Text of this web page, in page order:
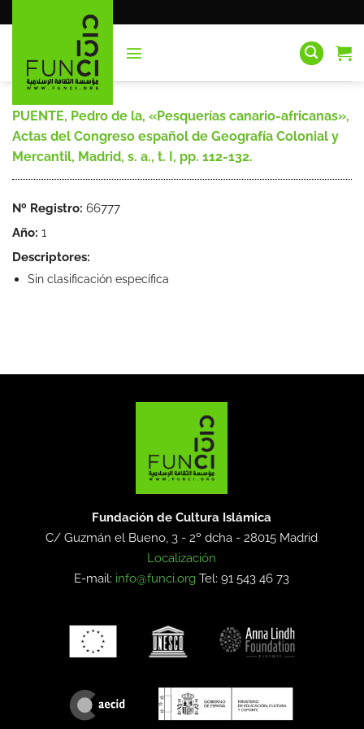
al
PUENTE, Pedro de la, «Pesquerías canario-africanas»,
Actas del Congreso español de Geografía Colonial y
Mercantil, Madrid, s. a., t. I, pp. 112-132.
Nº Registro: 66777
Año: 1
Descriptores:
Sin clasificación específica
Fundación de Cultura Islámica
C/ Guzmán el Bueno, 3 - 2º dcha -28015 Madrid
Localización
E-mail: info@funci.org Tel: 91 543 46 73